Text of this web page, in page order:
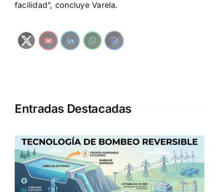
facilidad”, concluye Varela.
Entradas Destacadas